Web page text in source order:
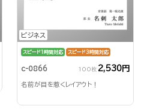
ビジネス
スピード1時間対応 スピード3時間対応
c-0866 100枚 2,530円
名前が目を惹くレイアウト！